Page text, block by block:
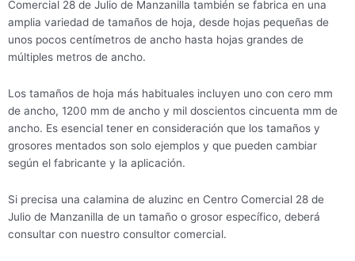
Comercial 28 de Julio de Manzanilla también se fabrica en una
amplia variedad de tamaños de hoja, desde hojas pequeñas de
unos pocos centímetros de ancho hasta hojas grandes de
múltiples metros de ancho.
Los tamaños de hoja más habituales incluyen uno con cero mm
de ancho, 1200 mm de ancho y mil doscientos cincuenta mm de
ancho. Es esencial tener en consideración que los tamaños y
grosores mentados son solo ejemplos y que pueden cambiar
según el fabricante y la aplicación.
Si precisa una calamina de aluzinc en Centro Comercial 28 de
Julio de Manzanilla de un tamaño o grosor específico, deberá
consultar con nuestro consultor comercial.